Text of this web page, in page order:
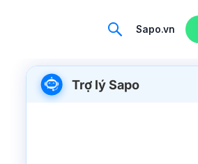
Sapo.vn
Trợ lý Sapo